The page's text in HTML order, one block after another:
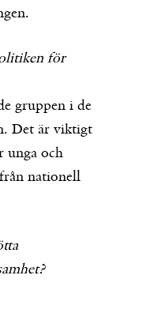
för
gruppen i de
Det är viktigt
unga och
nationell